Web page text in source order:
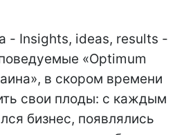
- Insights, ideas, results -
«Optimum
в скором времени
свои плоды: с каждым
бизнес, появлялись